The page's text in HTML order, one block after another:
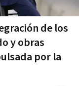
de los
y obras
por la